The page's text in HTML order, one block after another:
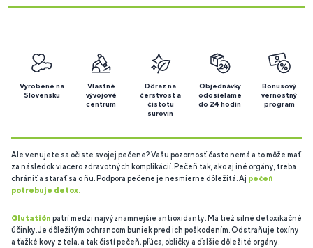
Vyrobené na
Slovensku
Vlastné
vývojové
centrum
Dôraz na
čerstvosť a
čistotu
surovín
Objednávky
odosielame
do 24 hodín
Bonusový
vernostný
program
Ale venujete sa očiste svojej pečene? Vašu pozornosť často nemá a to môže mať
za následok viacero zdravotných komplikácií. Pečeň tak, ako aj iné orgány, treba
chrániť a starať sa o ňu. Podpora pečene je nesmierne dôležitá. Aj pečeň
potrebuje detox.
Glutatión patrí medzi najvýznamnejšie antioxidanty. Má tiež silné detoxikačné
účinky. Je dôležitým ochrancom buniek pred ich poškodením. Odstraňuje toxíny
a ťažké kovy z tela, a tak čistí pečeň, pľúca, obličky a ďalšie dôležité orgány.